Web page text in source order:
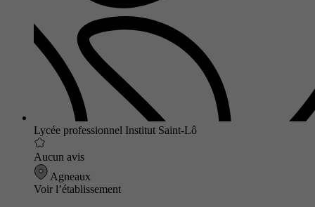
Lycée professionnel Institut Saint-Lô
Aucun avis
Agneaux
Voir l’établissement